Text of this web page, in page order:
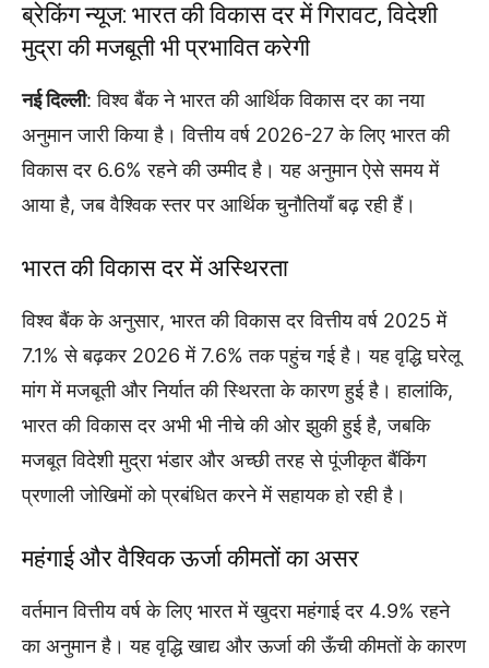
ब्रेकिंग न्यूज: भारत की विकास दर में गिरावट, विदेशी
मुद्रा की मजबूती भी प्रभावित करेगी
नई दिल्ली: विश्व बैंक ने भारत की आर्थिक विकास दर का नया
अनुमान जारी किया है। वित्तीय वर्ष 2026-27 के लिए भारत की
विकास दर 6.6% रहने की उम्मीद है। यह अनुमान ऐसे समय में
आया है, जब वैश्विक स्तर पर आर्थिक चुनौतियाँ बढ़ रही हैं।
भारत की विकास दर में अस्थिरता
विश्व बैंक के अनुसार, भारत की विकास दर वित्तीय वर्ष 2025 में
7.1% से बढ़कर 2026 में 7.6% तक पहुंच गई है। यह वृद्धि घरेलू
मांग में मजबूती और निर्यात की स्थिरता के कारण हुई है। हालांकि,
भारत की विकास दर अभी भी नीचे की ओर झुकी हुई है, जबकि
मजबूत विदेशी मुद्रा भंडार और अच्छी तरह से पूंजीकृत बैंकिंग
प्रणाली जोखिमों को प्रबंधित करने में सहायक हो रही है।
महंगाई और वैश्विक ऊर्जा कीमतों का असर
वर्तमान वित्तीय वर्ष के लिए भारत में खुदरा महंगाई दर 4.9% रहने
का अनुमान है। यह वृद्धि खाद्य और ऊर्जा की ऊँची कीमतों के कारण